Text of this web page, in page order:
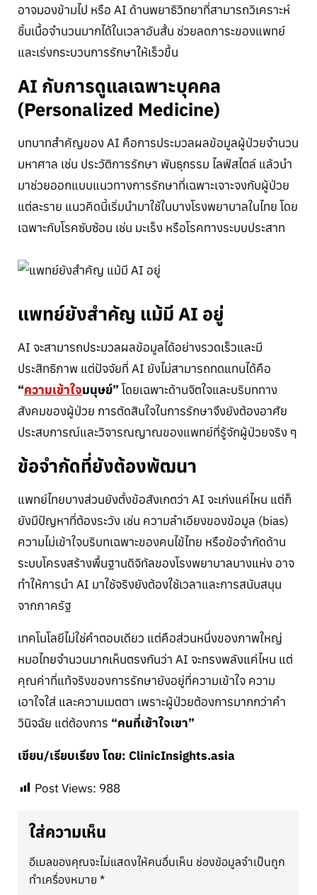
อาจมองข้ามไป หรือ AI ด้านพยาธิวิทยาที่สามารถวิเคราะห์
ชิ้นเนื้อจำนวนมากได้ในเวลาอันสั้น ช่วยลดภาระของแพทย์
และเร่งกระบวนการรักษาให้เร็วขึ้น
AI กับการดูแลเฉพาะบุคคล
(Personalized Medicine)
บทบาทสำคัญของ AI คือการประมวลผลข้อมูลผู้ป่วยจำนวน
มหาศาล เช่น ประวัติการรักษา พันธุกรรม ไลฟ์สไตล์ แล้วนำ
มาช่วยออกแบบแนวทางการรักษาที่เฉพาะเจาะจงกับผู้ป่วย
แต่ละราย แนวคิดนี้เริ่มนำมาใช้ในบางโรงพยาบาลในไทย โดย
เฉพาะกับโรคซับซ้อน เช่น มะเร็ง หรือโรคทางระบบประสาท
แพทย์ยังสำคัญ แม้มี AI อยู่
AI จะสามารถประมวลผลข้อมูลได้อย่างรวดเร็วและมี
ประสิทธิภาพ แต่ปัจจัยที่ AI ยังไม่สามารถทดแทนได้คือ
“ความเข้าใจมนุษย์” โดยเฉพาะด้านจิตใจและบริบททาง
สังคมของผู้ป่วย การตัดสินใจในการรักษาจึงยังต้องอาศัย
ประสบการณ์และวิจารณญาณของแพทย์ที่รู้จักผู้ป่วยจริง ๆ
ข้อจำกัดที่ยังต้องพัฒนา
แพทย์ไทยบางส่วนยังตั้งข้อสังเกตว่า AI จะเก่งแค่ไหน แต่ก็
ยังมีปัญหาที่ต้องระวัง เช่น ความลำเอียงของข้อมูล (bias)
ความไม่เข้าใจบริบทเฉพาะของคนไข้ไทย หรือข้อจำกัดด้าน
ระบบโครงสร้างพื้นฐานดิจิทัลของโรงพยาบาลบางแห่ง อาจ
ทำให้การนำ AI มาใช้จริงยังต้องใช้เวลาและการสนับสนุน
จากภาครัฐ
เทคโนโลยีไม่ใช่คำตอบเดียว แต่คือส่วนหนึ่งของภาพใหญ่
หมอไทยจำนวนมากเห็นตรงกันว่า AI จะทรงพลังแค่ไหน แต่
คุณค่าที่แท้จริงของการรักษายังอยู่ที่ความเข้าใจ ความ
เอาใจใส่ และความเมตตา เพราะผู้ป่วยต้องการมากกว่าคำ
วินิจฉัย แต่ต้องการ “คนที่เข้าใจเขา”
เขียน/เรียบเรียง โดย: ClinicInsights.asia
Post Views: 988
ใส่ความเห็น
อีเมลของคุณจะไม่แสดงให้คนอื่นเห็น ช่องข้อมูลจำเป็นถูก
ทำเครื่องหมาย *